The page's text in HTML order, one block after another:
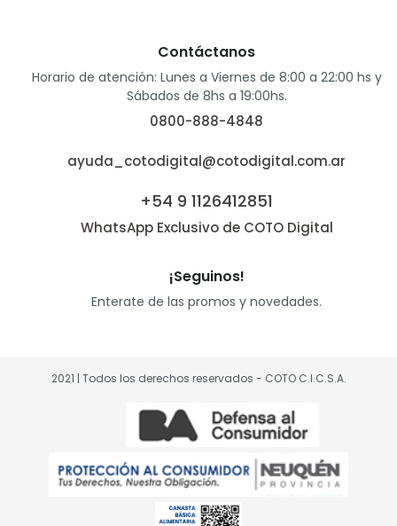
Contáctanos
Horario de atención: Lunes a Viernes de 8:00 a 22:00 hs y
Sábados de 8hs a 19:00hs.
0800-888-4848
ayuda_cotodigital@cotodigital.com.ar
+54 9 1126412851
WhatsApp Exclusivo de COTO Digital
¡Seguinos!
Enterate de las promos y novedades.
2021 | Todos los derechos reservados - COTO C.I.C.S.A.